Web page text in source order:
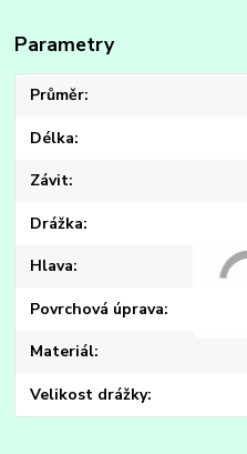
Parametry
Průměr
Délka
Závit
Drážka
Hlava
Povrchová úprava
Materiál
Velikost drážky